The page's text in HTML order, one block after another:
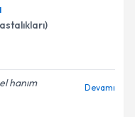
randevu
e-posta ile
hanım
Devamı